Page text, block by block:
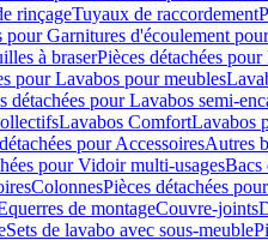
rinçageTuyaux de raccordement
pour Garnitures d'écoulement
à braserPièces détachées
pour Lavabos pour meubles
détachées pour Lavabos semi-
Lavabos ComfortLavabos
pour AccessoiresAutres
pour Vidoir multi-usagesBacs
ColonnesPièces détachées
de montageCouvre-joints
Sets de lavabo avec sous-meuble